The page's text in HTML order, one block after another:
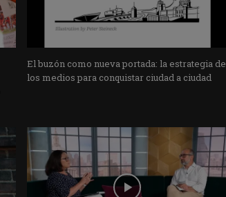
El buzón como nueva portada: la estrategia de
los medios para conquistar ciudad a ciudad